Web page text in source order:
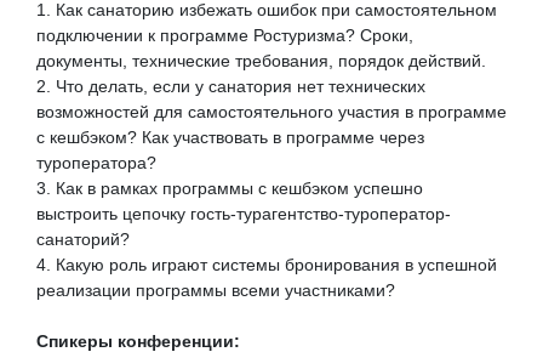
1. Как санаторию избежать ошибок при самостоятельном
подключении к программе Ростуризма? Сроки,
документы, технические требования, порядок действий.
2. Что делать, если у санатория нет технических
возможностей для самостоятельного участия в программе
с кешбэком? Как участвовать в программе через
туроператора?
3. Как в рамках программы с кешбэком успешно
выстроить цепочку гость-турагентство-туроператор-
санаторий?
4. Какую роль играют системы бронирования в успешной
реализации программы всеми участниками?
Спикеры конференции: